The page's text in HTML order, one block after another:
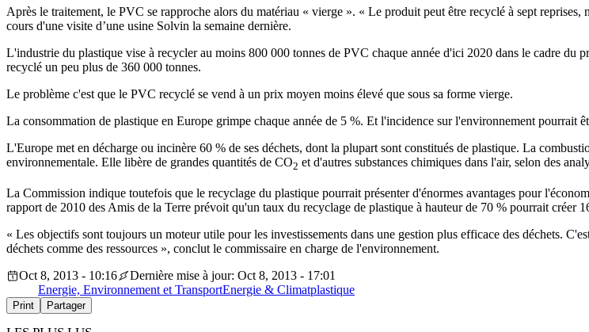
Après le traitement, le PVC se rapproche alors du matériau « vierge ». « Le produit peut être recyclé à sept
cours d'une visite d’une usine Solvin la semaine dernière.
L'industrie du plastique vise à recycler au moins 800 000 tonnes de PVC chaque année d'ici 2020 dans le cadre
recyclé un peu plus de 360 000 tonnes.
Le problème c'est que le PVC recyclé se vend à un prix moyen moins élevé que sous sa forme vierge.
La consommation de plastique en Europe grimpe chaque année de 5 %. Et l'incidence sur l'environnement pourrait
L'Europe met en décharge ou incinère 60 % de ses déchets, dont la plupart sont constitués de plastique. La
environnementale. Elle libère de grandes quantités de CO2 et d'autres substances chimiques dans l'air, selon des
La Commission indique toutefois que le recyclage du plastique pourrait présenter d'énormes avantages pour
rapport de 2010 des Amis de la Terre prévoit qu'un taux du recyclage de plastique à hauteur de 70 % pourrait créer
« Les objectifs sont toujours un moteur utile pour les investissements dans une gestion plus efficace des déchets.
déchets comme des ressources », conclut le commissaire en charge de l'environnement.
Oct 8, 2013 - 10:16
Dernière mise à jour: Oct 8, 2013 - 17:01
Energie, Environnement et TransportEnergie & Climatplastique
Print Partager